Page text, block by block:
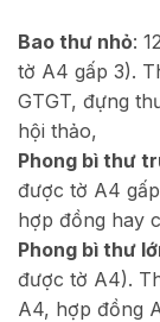
Bao thư nhỏ:
tờ A4 gấp 3).
GTGT, đựng
hội thảo,
Phong bì thư
được tờ A4
hợp đồng hay
Phong bì thư
được tờ A4).
A4, hợp đồng